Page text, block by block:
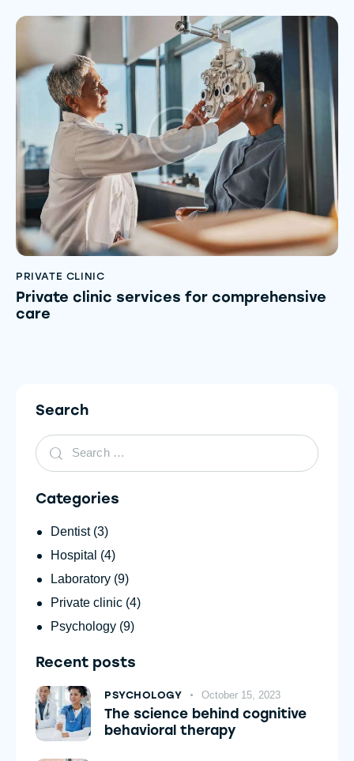
PRIVATE CLINIC
Private clinic services for comprehensive
care
Search
Categories
Dentist(3)
Hospital (4)
Laboratory (9)
Private clinic (4)
Psychology (9)
Recent posts
PSYCHOLOGY October 15, 2023
The science behind cognitive
behavioral therapy